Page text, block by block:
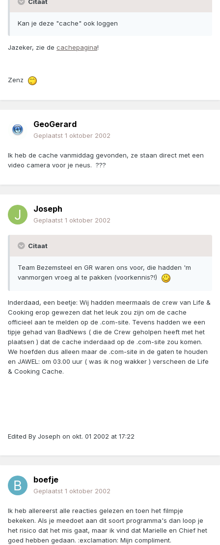
Citaat
Kan je deze "cache" ook loggen
Jazeker, zie de cachepagina!
Zenz
GeoGerard
Geplaatst 1 oktober 2002
Ik heb de cache vanmiddag gevonden, ze staan direct met een
video camera voor je neus. ???
Joseph
Geplaatst 1 oktober 2002
Citaat
Team Bezemsteel en GR waren ons voor, die hadden 'm
vanmorgen vroeg al te pakken (voorkennis?!)
Inderdaad, een beetje: Wij hadden meermaals de crew van Life &
Cooking erop gewezen dat het leuk zou zijn om de cache
officieel aan te melden op de .com-site. Tevens hadden we een
tipje gehad van BadNews ( die de Crew geholpen heeft met het
plaatsen ) dat de cache inderdaad op de .com-site zou komen.
We hoefden dus alleen maar de .com-site in de gaten te houden
en JAWEL: om 03.00 uur ( was ik nog wakker ) verscheen de Life
& Cooking Cache.
Edited By Joseph on okt. 01 2002 at 17:22
boefje
Geplaatst 1 oktober 2002
Ik heb allereerst alle reacties gelezen en toen het filmpje
bekeken. Als je meedoet aan dit soort programma's dan loop je
het risico dat het mis gaat, maar ik vind dat Marielle en Chief het
goed hebben gedaan. :exclamation: Mijn compliment.